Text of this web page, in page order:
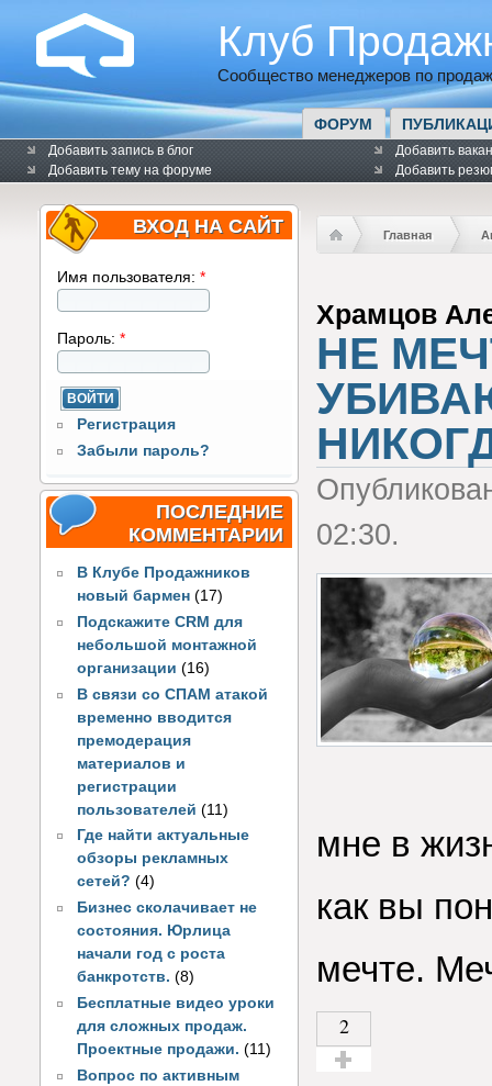
Клуб
Сообщество менеджеров по
ФОРУМ
Добавить запись в блог
Добавить тему на форуме
Добавить
Добавить
ВХОД НА САЙТ
Имя пользователя: *
Пароль: *
Регистрация
Забыли пароль?
ПОСЛЕДНИЕ
КОММЕНТАРИИ
В Клубе Продажников
новый бармен (17)
Подскажите CRM для
небольшой монтажной
организации (16)
В связи со СПАМ атакой
временно вводится
премодерация
материалов и
регистрации
пользователей(11)
Где найти актуальные
обзоры рекламных
сетей? (4)
Бизнес сколачивает не
состояния. Юрлица
начали год с роста
банкротств. (8)
Бесплатные видео уроки
для сложных продаж.
Проектные продажи. (11)
Вопрос по активным
Главная
Храмцов
НЕ
02:30.
мне в
как вы
мечте.
2